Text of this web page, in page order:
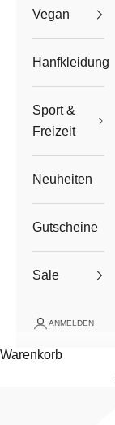
Vegan
Hanfkleidung
Sport &
Freizeit
Neuheiten
Gutscheine
Sale
ANMELDEN
Warenkorb